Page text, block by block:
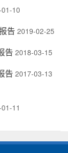
10
告 2019-02-25
告 2018-03-15
告 2017-03-13
11